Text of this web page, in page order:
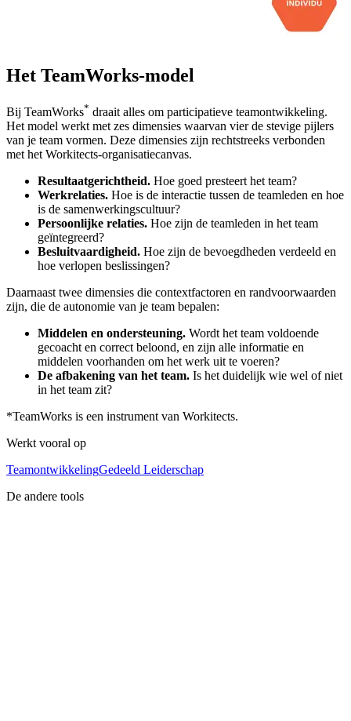
Het TeamWorks-model
Bij TeamWorks* draait alles om participatieve teamontwikkeling.
Het model werkt met zes dimensies waarvan vier de stevige pijlers
van je team vormen. Deze dimensies zijn rechtstreeks verbonden
met het Workitects-organisatiecanvas.
Resultaatgerichtheid. Hoe goed presteert het team?
Werkrelaties. Hoe is de interactie tussen de teamleden en hoe
is de samenwerkingscultuur?
Persoonlijke relaties. Hoe zijn de teamleden in het team
geïntegreerd?
Besluitvaardigheid. Hoe zijn de bevoegdheden verdeeld en
hoe verlopen beslissingen?
Daarnaast twee dimensies die contextfactoren en randvoorwaarden
zijn, die de autonomie van je team bepalen:
Middelen en ondersteuning. Wordt het team voldoende
gecoacht en correct beloond, en zijn alle informatie en
middelen voorhanden om het werk uit te voeren?
De afbakening van het team. Is het duidelijk wie wel of niet
in het team zit?
*TeamWorks is een instrument van Workitects.
Werkt vooral op
TeamontwikkelingGedeeld Leiderschap
De andere tools